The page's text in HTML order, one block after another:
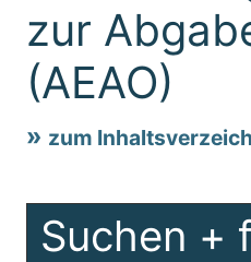
zur
(AEAO)
zum
Suchen +